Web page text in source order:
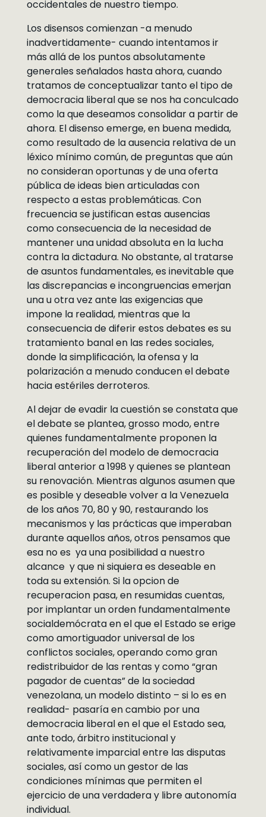
occidentales de nuestro tiempo.
Los disensos comienzan -a menudo
inadvertidamente- cuando intentamos ir
más allá de los puntos absolutamente
generales señalados hasta ahora, cuando
tratamos de conceptualizar tanto el tipo de
democracia liberal que se nos ha conculcado
como la que deseamos consolidar a partir de
ahora. El disenso emerge, en buena medida,
como resultado de la ausencia relativa de un
léxico mínimo común, de preguntas que aún
no consideran oportunas y de una oferta
pública de ideas bien articuladas con
respecto a estas problemáticas. Con
frecuencia se justifican estas ausencias
como consecuencia de la necesidad de
mantener una unidad absoluta en la lucha
contra la dictadura. No obstante, al tratarse
de asuntos fundamentales, es inevitable que
las discrepancias e incongruencias emerjan
una u otra vez ante las exigencias que
impone la realidad, mientras que la
consecuencia de diferir estos debates es su
tratamiento banal en las redes sociales,
donde la simplificación, la ofensa y la
polarización a menudo conducen el debate
hacia estériles derroteros.
Al dejar de evadir la cuestión se constata que
el debate se plantea, grosso modo, entre
quienes fundamentalmente proponen la
recuperación del modelo de democracia
liberal anterior a 1998 y quienes se plantean
su renovación. Mientras algunos asumen que
es posible y deseable volver a la Venezuela
de los años 70, 80 y 90, restaurando los
mecanismos y las prácticas que imperaban
durante aquellos años, otros pensamos que
esa no es ya una posibilidad a nuestro
alcance y que ni siquiera es deseable en
toda su extensión. Si la opcion de
recuperacion pasa, en resumidas cuentas,
por implantar un orden fundamentalmente
socialdemócrata en el que el Estado se erige
como amortiguador universal de los
conflictos sociales, operando como gran
redistribuidor de las rentas y como “gran
pagador de cuentas” de la sociedad
venezolana, un modelo distinto – si lo es en
realidad- pasaría en cambio por una
democracia liberal en el que el Estado sea,
ante todo, árbitro institucional y
relativamente imparcial entre las disputas
sociales, así como un gestor de las
condiciones mínimas que permiten el
ejercicio de una verdadera y libre autonomía
individual.